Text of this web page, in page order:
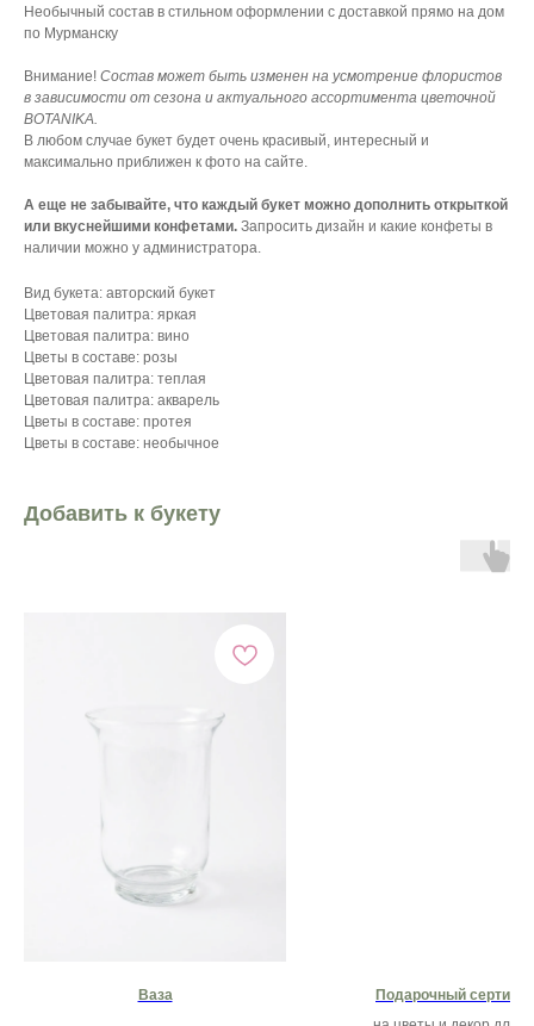
Необычный состав в стильном оформлении с доставкой прямо на дом
по Мурманску
Внимание! Состав может быть изменен на усмотрение флористов
в зависимости от сезона и актуального ассортимента цветочной
BOTANIKA.
В любом случае букет будет очень красивый, интересный и
максимально приближен к фото на сайте.
А еще не забывайте, что каждый букет можно дополнить открыткой
или вкуснейшими конфетами. Запросить дизайн и какие конфеты в
наличии можно у администратора.
Вид букета: авторский букет
Цветовая палитра: яркая
Цветовая палитра: вино
Цветы в составе: розы
Цветовая палитра: теплая
Цветовая палитра: акварель
Цветы в составе: протея
Цветы в составе: необычное
Добавить к букету
Ваза
Подарочный